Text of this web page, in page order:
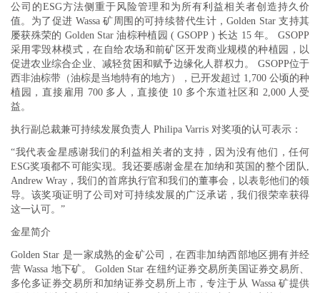
公司的ESG方法侧重于风险管理和为所有利益相关者创造持久价
值。为了促进 Wassa 矿周围的可持续替代生计，Golden Star 支持其
屡获殊荣的 Golden Star 油棕种植园 ( GSOPP ) 长达 15 年。 GSOPP
采用零毁林模式，在自给农场和前矿区开发商业规模的种植园，以
促进农业综合企业、减轻贫困和赋予边缘化人群权力。 GSOPP位于
西非油棕带（油棕是当地特有的地方），已开发超过 1,700 公顷的种
植园，直接雇用 700 多人，直接使 10 多个东道社区和 2,000 人受
益。
执行副总裁兼可持续发展负责人 Philipa Varris 对奖项的认可表示：
“我代表金星感谢我们的利益相关者的支持，因为没有他们，任何
ESG奖项都不可能实现。我还要感谢金星在加纳和英国的整个团队,
Andrew Wray，我们的首席执行官和我们的董事会，以表彰他们的领
导。该奖项证明了公司对可持续发展的广泛承诺，我们很荣幸获得
这一认可。”
金星简介
Golden Star 是一家成熟的金矿公司，在西非加纳西部地区拥有并经
营 Wassa 地下矿。 Golden Star 在纽约证券交易所美国证券交易所、
多伦多证券交易所和加纳证券交易所上市，专注于从 Wassa 矿提供